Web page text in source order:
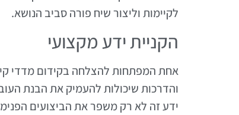
לקיימות וליצור שיח פורה סביב הנושא.
הקניית ידע מקצועי
אחת המפתחות להצלחה בקידום מדדי
והדרכות שיכולות להעמיק את הבנת
ידע זה לא רק משפר את הביצועים